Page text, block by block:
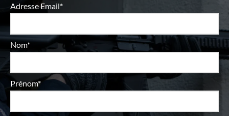
Adresse Email*
Nom*
Prénom*